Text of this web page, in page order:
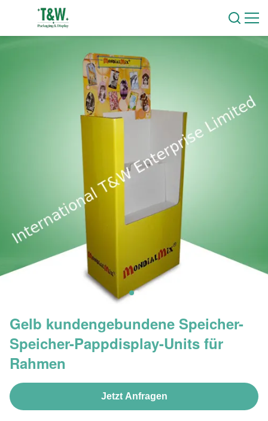
Gelb kundengebundene Speicher-
Speicher-Pappdisplay-Units für
Rahmen
Jetzt Anfragen